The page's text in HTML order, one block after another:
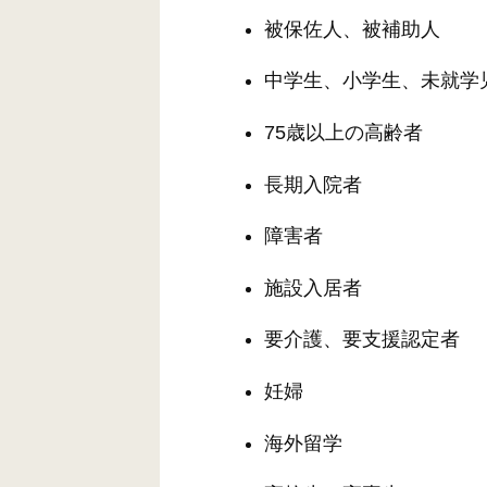
被保佐人、被補助人
中学生、小学生、未就学
75歳以上の高齢者
長期入院者
障害者
施設入居者
要介護、要支援認定者
妊婦
海外留学